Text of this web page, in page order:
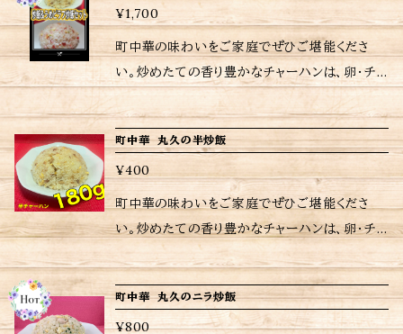
ク等は耐熱用ではないため、温める際は別皿に
移して加熱してください。 ※おすすめの焼き方や
温め方は商品に同包します。 ※保存方法や食材
アレルギーなどの詳細はラベルをご確認くださ
い。 ※ご購入いただいた商品の重量に応じて送
料が異なりますのでご注意ください。
お客さまへ> 励みにもなりますし、今後の購入判
断にもなりますのでぜひともレビューをお願いい
たします。 当店は、注文を受けてから調理してい
るため、日時指定がなければ注文受付日から
6〜7日後の配送となりますが、予めご了承くださ
い。 ※当店に使われているパック等は耐熱用で
はないので、温めの際は別皿に移して加熱してく
ださい。 ※当店おすすめの焼き方、温め方は商
品に同包致します。 ※保存方法、食材アレルギー
などの詳細はラベルをご確認ください。 ※ご購
入いただいた商品の重量に応じて送料が異なり
ますので注意してください。
ます。 冷凍から直接フライパンや電子レンジで加
熱するだけの簡単調理。 <内容量> チャーハン7
20g <ご購入されたお客さまへ> 励みにもなりま
すし、今後の購入判断にもなりますので是非とも
レビューお願いいたします 当店は、注文受けて
から調理してるため日時指定がなければ注文受
付日から４〜５日後の配送となりますが予めご了
承ください。 ※当店に使われているパック等は
耐熱用では無いので温めの際は別皿に移して加
熱してください。 ※当店おすすめの焼き方、温め
方は商品に同包致します。 ※保存方法、食材ア
レルギーなどの詳細はラベルをご確認ください。
※ ご購入いただいた商品の重量に応じて送料
¥1,700
町中華の味わいをご家庭でぜひご堪能くださ
い。炒めたての香り豊かなチャーハンは、卵・チャ
ーシュー・玉ねぎの至ってシンプルな具材。一口
食べるだけで心もお腹も満たされます。お店にい
るかのような至福のひとときをお楽しみいただけ
ます。 冷凍から直接フライパンや電子レンジで加
熱するだけの簡単調理。 <内容量> チャーハン1
80gX2 うめピラフ炒飯180gX2 <ご購入された
お客さまへ> 励みにもなりますし、今後の購入判
断にもなりますので是非ともレビューお願いいた
します 当店は、注文受けてから調理してるため
日時指定がなければ注文受付日から6〜７日後
町中華 丸久の半炒飯
¥400
町中華の味わいをご家庭でぜひご堪能くださ
い。炒めたての香り豊かなチャーハンは、卵・チャ
ーシュー・玉ねぎの至ってシンプルな具材。一口
食べるだけで心もお腹も満たされます。お店にい
るかのような至福のひとときをお楽しみいただけ
ます。 冷凍から直接フライパンや電子レンジで加
町中華 丸久のニラ炒飯
¥800